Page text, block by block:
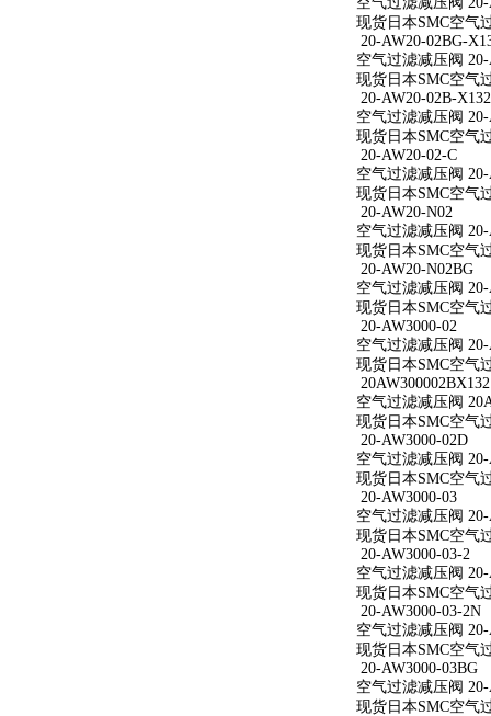
现货日本SMC空气
20-AW20-02BG-
空气过滤减压阀
现货日本SMC空气
20-AW20-02B-X132
空气过滤减压阀
现货日本SMC空气
20-AW20-02-C
空气过滤减压阀 20-
现货日本SMC空气
20-AW20-N02
空气过滤减压阀
现货日本SMC空气
20-AW20-N02BG
空气过滤减压阀
现货日本SMC空气
20-AW3000-02
空气过滤减压阀 20-
现货日本SMC空气
20AW300002BX132
空气过滤减压阀
现货日本SMC空气
20-AW3000-02D
空气过滤减压阀 20-
现货日本SMC空气
20-AW3000-03
空气过滤减压阀 20-
现货日本SMC空气
20-AW3000-03-2
空气过滤减压阀 20-
现货日本SMC空气
20-AW3000-03-2N
空气过滤减压阀
现货日本SMC空气
20-AW3000-03BG
空气过滤减压阀 20-
现货日本SMC空气